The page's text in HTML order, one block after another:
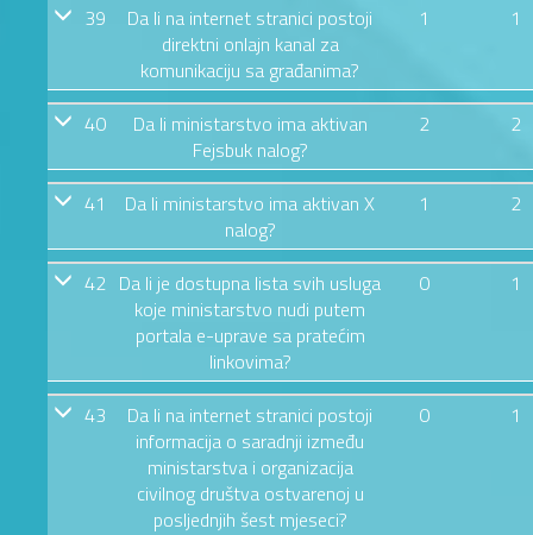
39
Da li na internet stranici postoji
direktni onlajn kanal za
komunikaciju sa građanima?
1 1
40
Da li ministarstvo ima aktivan
Fejsbuk nalog?
2 2
41
Da li ministarstvo ima aktivan X
nalog?
1 2
42 Da li je dostupna lista svih usluga
koje ministarstvo nudi putem
portala e-uprave sa pratećim
linkovima?
0 1
43
Da li na internet stranici postoji
informacija o saradnji između
ministarstva i organizacija
civilnog društva ostvarenoj u
posljednjih šest mjeseci?
0 1